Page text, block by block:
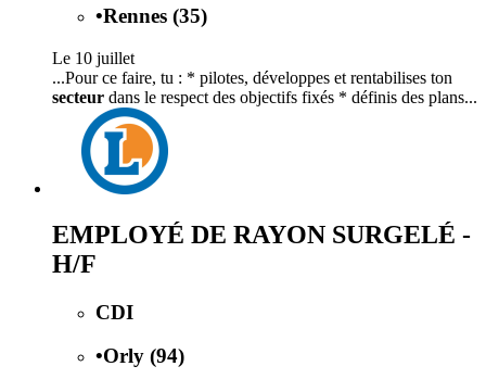
•Rennes (35)
Le 10 juillet
...Pour ce faire, tu : * pilotes, développes et rentabilises ton
secteur dans le respect des objectifs fixés * définis des plans...
EMPLOYÉ DE RAYON SURGELÉ -
H/F
CDI
•Orly (94)